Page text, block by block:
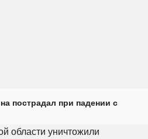
пострадал при падении с